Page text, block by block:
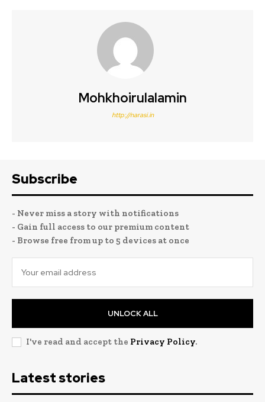
Mohkhoirulalamin
http://narasi.in
Subscribe
- Never miss a story with notifications
- Gain full access to our premium content
- Browse free from up to 5 devices at once
UNLOCK ALL
I've read and accept the Privacy Policy.
Latest stories